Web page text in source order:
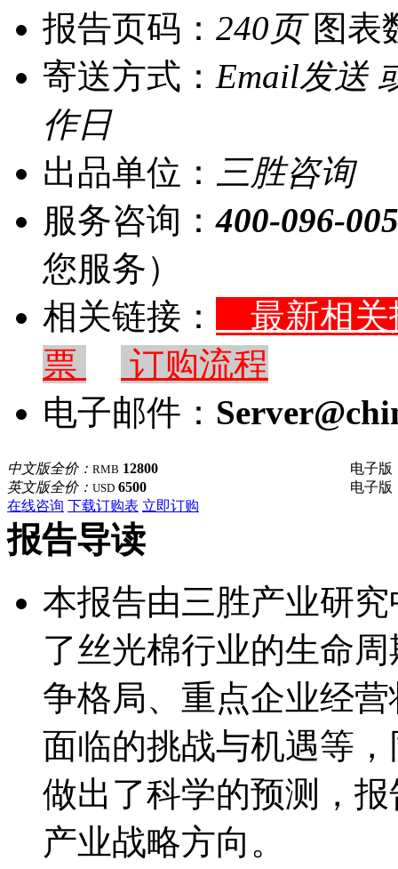
报告页码： 240页图表
寄送方式： Email发送
作日
出品单位：
三胜咨询
服务咨询：400-096-
您服务）
相关链接：
最新相
票
订购流程
电子邮件：
中文版全价： RMB 12800
电子
英文版全价： USD 6500
电子版
在线咨询 下载订购表 立即订购
报告导读
本报告由三胜产业研
了丝光棉行业的生命
争格局、重点企业经
面临的挑战与机遇等
做出了科学的预测，
产业战略方向。